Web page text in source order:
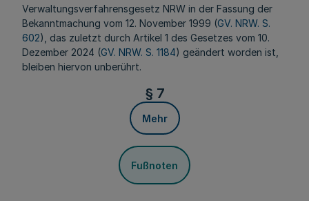
Verwaltungsverfahrensgesetz NRW in der Fassung der
Bekanntmachung vom 12. November 1999 (GV. NRW. S.
602), das zuletzt durch Artikel 1 des Gesetzes vom 10.
Dezember 2024 (GV. NRW. S. 1184) geändert worden ist,
bleiben hiervon unberührt.
§ 7
Mehr
Fußnoten